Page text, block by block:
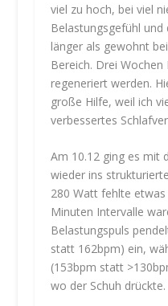
viel zu hoch, bei viel
Belastungsgefühl
länger als gewohnt
Bereich. Drei
regeneriert werden.
große Hilfe, weil ich
verbessertes
Am 10.12 ging es mit
wieder ins
280 Watt fehlte
Minuten Intervalle
Belastungspuls
statt 162bpm) ein,
(153bpm statt
wo der Schuh drückte.